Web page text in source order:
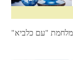
מלחמת "עם כלביא"